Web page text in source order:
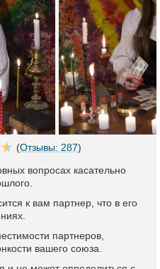
(Отзывы: 287)
вопросах касательно
к вам партнер, что в его
партнеров,
вашего союза.